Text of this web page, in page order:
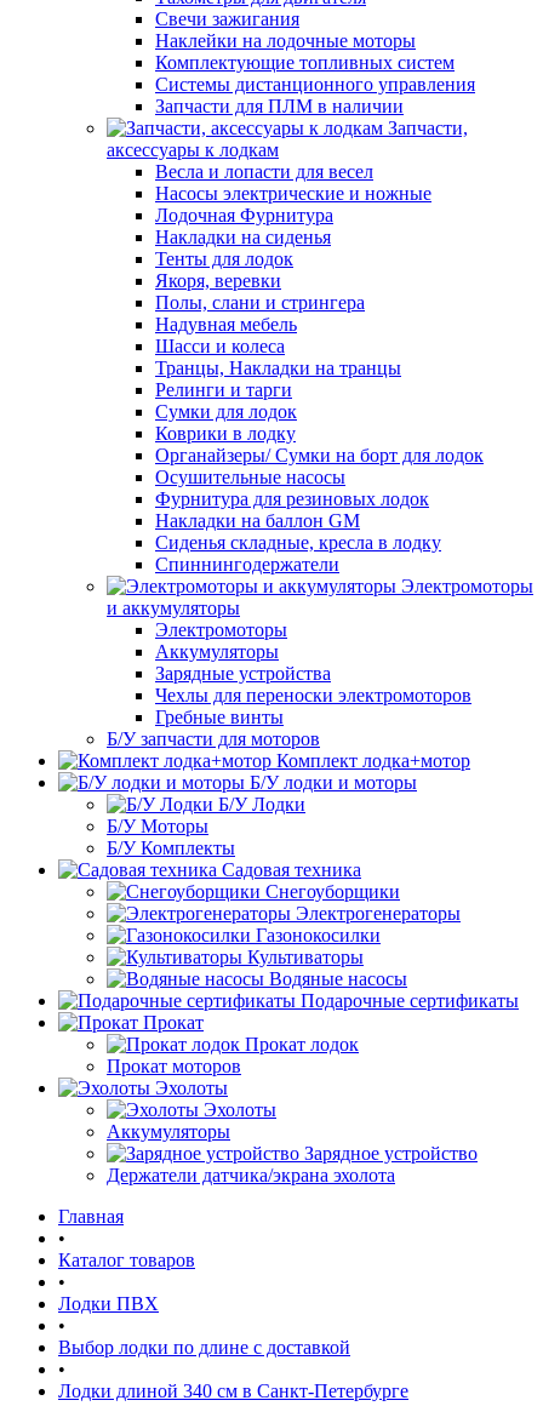
Свечи зажигания
Наклейки на лодочные моторы
Комплектующие топливных систем
Системы дистанционного управления
Запчасти для ПЛМ в наличии
Запчасти,
аксессуары к лодкам
Весла и лопасти для весел
Насосы электрические и ножные
Лодочная Фурнитура
Накладки на сиденья
Тенты для лодок
Якоря, веревки
Полы, слани и стрингера
Надувная мебель
Шасси и колеса
Транцы, Накладки на транцы
Релинги и тарги
Сумки для лодок
Коврики в лодку
Органайзеры/ Сумки на борт для лодок
Осушительные насосы
Фурнитура для резиновых лодок
Накладки на баллон GM
Сиденья складные, кресла в лодку
Спиннингодержатели
Электромоторы
и аккумуляторы
Электромоторы
Аккумуляторы
Зарядные устройства
Чехлы для переноски электромоторов
Гребные винты
Б/У запчасти для моторов
Комплект лодка+мотор
Б/У лодки и моторы
Б/У Лодки
Б/У Моторы
Б/У Комплекты
Садовая техника
Снегоуборщики
Электрогенераторы
Газонокосилки
Культиваторы
Водяные насосы
Подарочные сертификаты
Прокат
Прокат лодок
Прокат моторов
Эхолоты
Эхолоты
Аккумуляторы
Зарядное устройство
Держатели датчика/экрана эхолота
Главная
•
Каталог товаров
•
Лодки ПВХ
•
Выбор лодки по длине c доставкой
•
Лодки длиной 340 см в Санкт-Петербурге